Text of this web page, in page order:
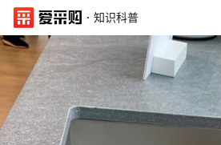
· 知识科普